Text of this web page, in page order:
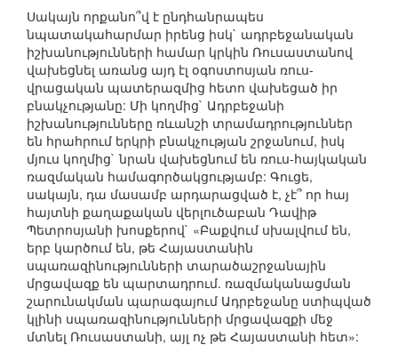
Սակայն որքանո՞վ է ընդհանրապես
նպատակահարմար իրենց իսկ` ադրբեջանական
իշխանությունների համար կրկին Ռուսաստանով
վախեցնել առանց այդ էլ օգոստոսյան ռուս-
վրացական պատերազմից հետո վախեցած իր
բնակչությանը: Մի կողմից` Ադրբեջանի
իշխանությունները ռևանշի տրամադրություններ
են հրահրում երկրի բնակչության շրջանում, իսկ
մյուս կողմից` նրան վախեցնում են ռուս-հայկական
ռազմական համագործակցությամբ: Գուցե,
սակայն, դա մասամբ արդարացված է, չէ՞ որ հայ
հայտնի քաղաքական վերլուծաբան Դավիթ
Պետրոսյանի խոսքերով` «Բաքվում սխալվում են,
երբ կարծում են, թե Հայաստանին
սպառազինությունների տարածաշրջանային
մրցավազք են պարտադրում. ռազմականացման
շարունակման պարագայում Ադրբեջանը ստիպված
կլինի սպառազինությունների մրցավազքի մեջ
մտնել Ռուսաստանի, այլ ոչ թե Հայաստանի հետ»: